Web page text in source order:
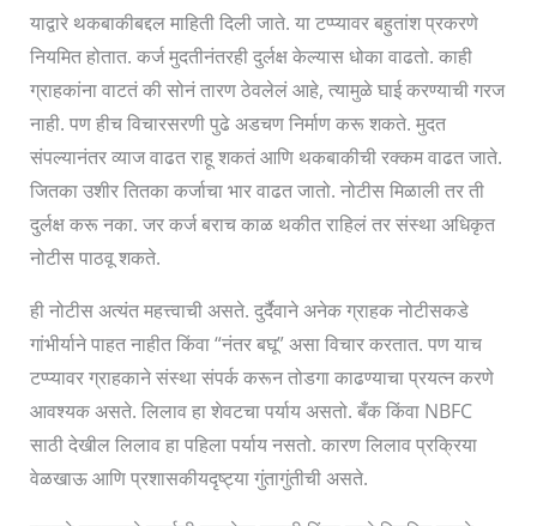
याद्वारे थकबाकीबद्दल माहिती दिली जाते. या टप्प्यावर बहुतांश प्रकरणे
नियमित होतात. कर्ज मुदतीनंतरही दुर्लक्ष केल्यास धोका वाढतो. काही
ग्राहकांना वाटतं की सोनं तारण ठेवलेलं आहे, त्यामुळे घाई करण्याची गरज
नाही. पण हीच विचारसरणी पुढे अडचण निर्माण करू शकते. मुदत
संपल्यानंतर व्याज वाढत राहू शकतं आणि थकबाकीची रक्कम वाढत जाते.
जितका उशीर तितका कर्जाचा भार वाढत जातो. नोटीस मिळाली तर ती
दुर्लक्ष करू नका. जर कर्ज बराच काळ थकीत राहिलं तर संस्था अधिकृत
नोटीस पाठवू शकते.
ही नोटीस अत्यंत महत्त्वाची असते. दुर्दैवाने अनेक ग्राहक नोटीसकडे
गांभीर्याने पाहत नाहीत किंवा “नंतर बघू” असा विचार करतात. पण याच
टप्प्यावर ग्राहकाने संस्था संपर्क करून तोडगा काढण्याचा प्रयत्न करणे
आवश्यक असते. लिलाव हा शेवटचा पर्याय असतो. बँक किंवा NBFC
साठी देखील लिलाव हा पहिला पर्याय नसतो. कारण लिलाव प्रक्रिया
वेळखाऊ आणि प्रशासकीयदृष्ट्या गुंतागुंतीची असते.